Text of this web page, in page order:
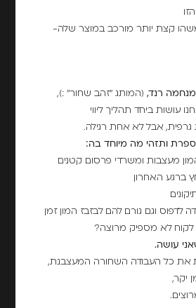
קצת יותר מורכב במוצר שלה-
מנחמה רנד,(המותג "זהב שחור" :),
עושות ביחד תהליך ליווי
אבל לא אחת רגילה.
ותזהי מה מיוחד בה:
מעצבות ומשרדי פרסום קטנים
ברגע האחרון
לדפוס וגם גורם להם לבזבז המון זמן
לקוח לא מספיק מרוצה?
עושה.
את כל העבודה השחורה המעצבנת,
יקר,